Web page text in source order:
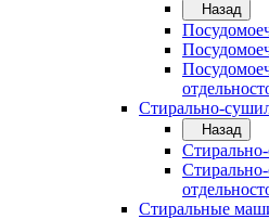
Назад
Стирально-
Назад
Стиральные